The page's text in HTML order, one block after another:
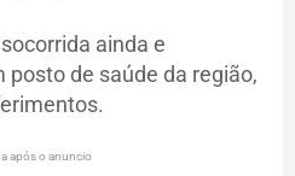
ainda e
de saúde da região,
após o anuncio